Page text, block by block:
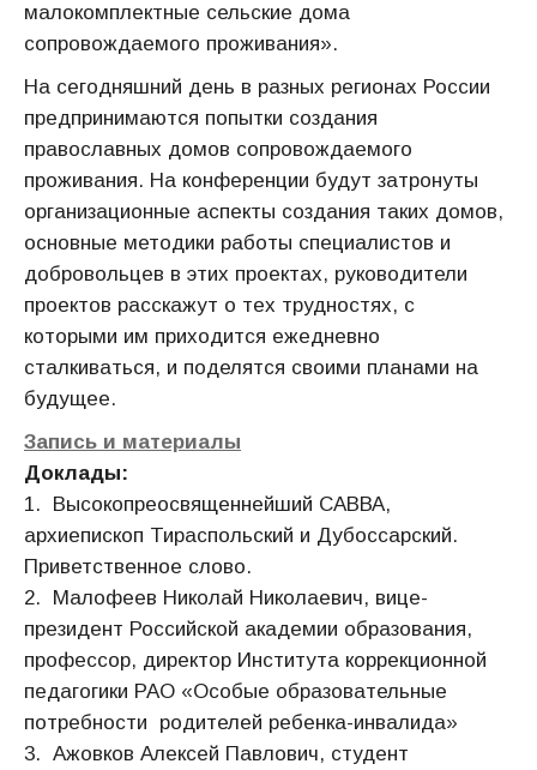
малокомплектные сельские дома
сопровождаемого проживания».
На сегодняшний день в разных регионах России
предпринимаются попытки создания
православных домов сопровождаемого
проживания. На конференции будут затронуты
организационные аспекты создания таких домов,
основные методики работы специалистов и
добровольцев в этих проектах, руководители
проектов расскажут о тех трудностях, с
которыми им приходится ежедневно
сталкиваться, и поделятся своими планами на
будущее.
Запись и материалы
Доклады:
1. Высокопреосвященнейший САВВА,
архиепископ Тираспольский и Дубоссарский.
Приветственное слово.
2. Малофеев Николай Николаевич, вице-
президент Российской академии образования,
профессор, директор Института коррекционной
педагогики РАО «Особые образовательные
потребности родителей ребенка-инвалида»
3. Ажовков Алексей Павлович, студент